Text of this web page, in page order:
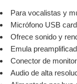
Para vocalistas y
Micrófono USB
Ofrece sonido y
Emula
Conector de
Audio de alta